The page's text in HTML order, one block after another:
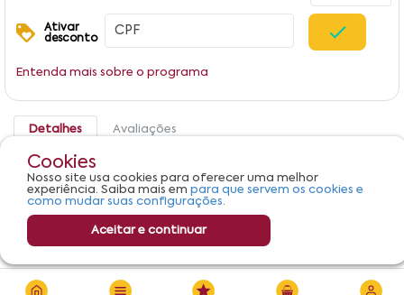
Ativar
desconto
Entenda mais sobre o programa
Detalhes Avaliações
Systane UL Alcon Caixa 15ml
Cookies
Nosso site usa cookies para oferecer uma melhor
experiência. Saiba mais em para que servem os cookies e
como mudar suas configurações.
Aceitar e continuar